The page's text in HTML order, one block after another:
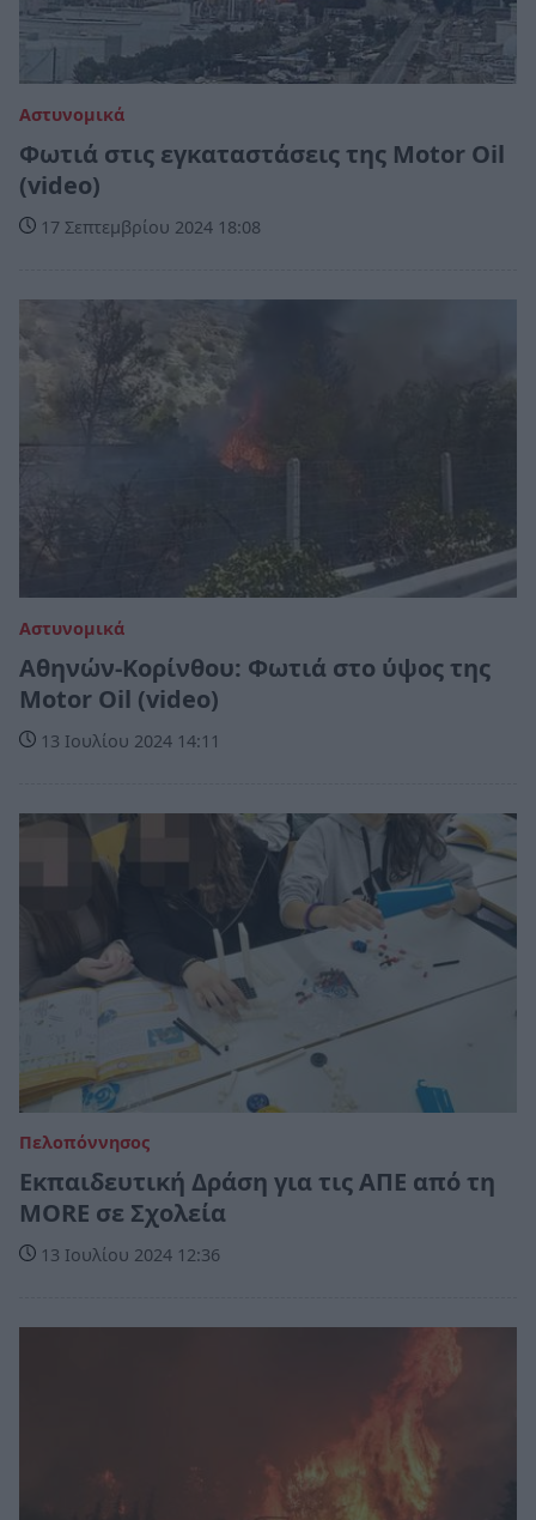
Αστυνομικά
Φωτιά στις εγκαταστάσεις της Motor Oil
(video)
17 Σεπτεμβρίου 2024 18:08
Αστυνομικά
Αθηνών-Κορίνθου: Φωτιά στο ύψος της
Motor Oil (video)
13 Ιουλίου 2024 14:11
Πελοπόννησος
Εκπαιδευτική Δράση για τις ΑΠΕ από τη
MORE σε Σχολεία
13 Ιουλίου 2024 12:36